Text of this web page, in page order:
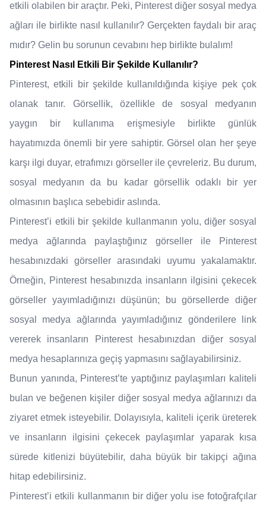
etkili olabilen bir araçtır. Peki, Pinterest diğer sosyal medya
ağları ile birlikte nasıl kullanılır? Gerçekten faydalı bir araç
mıdır? Gelin bu sorunun cevabını hep birlikte bulalım!
Pinterest Nasıl Etkili Bir Şekilde Kullanılır?
Pinterest, etkili bir şekilde kullanıldığında kişiye pek çok
olanak tanır. Görsellik, özellikle de sosyal medyanın
yaygın bir kullanıma erişmesiyle birlikte günlük
hayatımızda önemli bir yere sahiptir. Görsel olan her şeye
karşı ilgi duyar, etrafımızı görseller ile çevreleriz. Bu durum,
sosyal medyanın da bu kadar görsellik odaklı bir yer
olmasının başlıca sebebidir aslında.
Pinterest’i etkili bir şekilde kullanmanın yolu, diğer sosyal
medya ağlarında paylaştığınız görseller ile Pinterest
hesabınızdaki görseller arasındaki uyumu yakalamaktır.
Örneğin, Pinterest hesabınızda insanların ilgisini çekecek
görseller yayımladığınızı düşünün; bu görsellerde diğer
sosyal medya ağlarında yayımladığınız gönderilere link
vererek insanların Pinterest hesabınızdan diğer sosyal
medya hesaplarınıza geçiş yapmasını sağlayabilirsiniz.
Bunun yanında, Pinterest’te yaptığınız paylaşımları kaliteli
bulan ve beğenen kişiler diğer sosyal medya ağlarınızı da
ziyaret etmek isteyebilir. Dolayısıyla, kaliteli içerik üreterek
ve insanların ilgisini çekecek paylaşımlar yaparak kısa
sürede kitlenizi büyütebilir, daha büyük bir takipçi ağına
hitap edebilirsiniz.
Pinterest’i etkili kullanmanın bir diğer yolu ise fotoğrafçılar